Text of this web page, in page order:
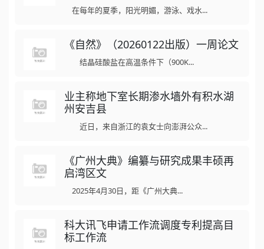
在每年的夏季，阳光明媚，游泳、戏水...
《自然》（20260122出版）一周论文
结晶硅酸盐在高温条件下（900K...
业主称地下室长期渗水墙外有积水湖
州安吉县
近日，来自浙江的袁女士向澎湃公众...
《广州大典》编纂与研究成果丰硕再
启湾区文
2025年4月30日，距《广州大典...
科大讯飞申请工作流调度专利提高目
标工作流